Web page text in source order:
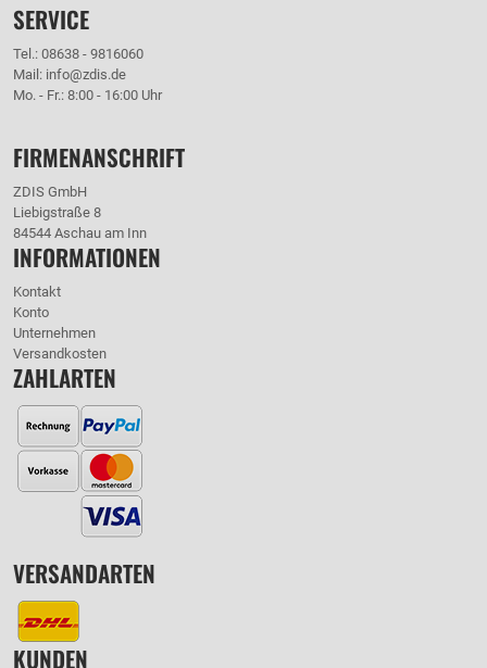
SERVICE
Tel.: 08638 - 9816060
Mail: info@zdis.de
Mo. - Fr.: 8:00 - 16:00 Uhr
FIRMENANSCHRIFT
ZDIS GmbH
Liebigstraße 8
84544 Aschau am Inn
INFORMATIONEN
Kontakt
Konto
Unternehmen
Versandkosten
ZAHLARTEN
VERSANDARTEN
KUNDEN